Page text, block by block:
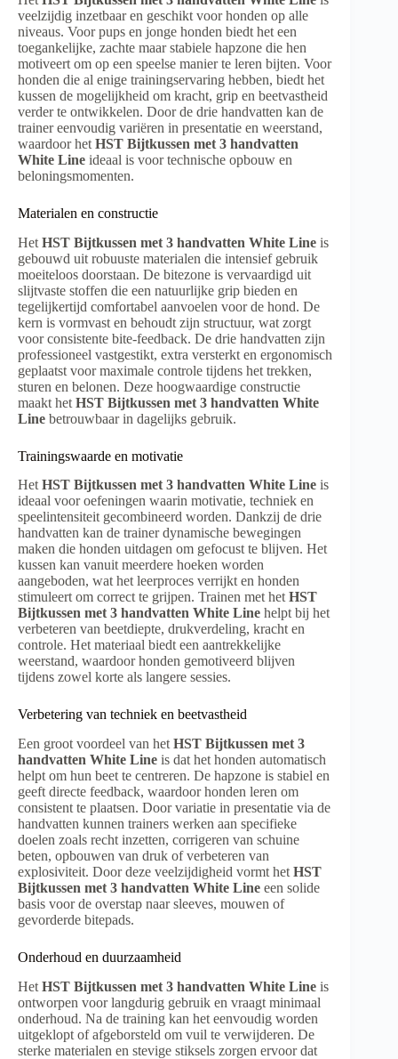
veelzijdig inzetbaar en geschikt voor honden op alle
niveaus. Voor pups en jonge honden biedt het een
toegankelijke, zachte maar stabiele hapzone die hen
motiveert om op een speelse manier te leren bijten. Voor
honden die al enige trainingservaring hebben, biedt het
kussen de mogelijkheid om kracht, grip en beetvastheid
verder te ontwikkelen. Door de drie handvatten kan de
trainer eenvoudig variëren in presentatie en weerstand,
waardoor het HST Bijtkussen met 3 handvatten
White Line ideaal is voor technische opbouw en
beloningsmomenten.
Materialen en constructie
Het HST Bijtkussen met 3 handvatten White Line is
gebouwd uit robuuste materialen die intensief gebruik
moeiteloos doorstaan. De bitezone is vervaardigd uit
slijtvaste stoffen die een natuurlijke grip bieden en
tegelijkertijd comfortabel aanvoelen voor de hond. De
kern is vormvast en behoudt zijn structuur, wat zorgt
voor consistente bite-feedback. De drie handvatten zijn
professioneel vastgestikt, extra versterkt en ergonomisch
geplaatst voor maximale controle tijdens het trekken,
sturen en belonen. Deze hoogwaardige constructie
maakt het HST Bijtkussen met 3 handvatten White
Line betrouwbaar in dagelijks gebruik.
Trainingswaarde en motivatie
Het HST Bijtkussen met 3 handvatten White Line is
ideaal voor oefeningen waarin motivatie, techniek en
speelintensiteit gecombineerd worden. Dankzij de drie
handvatten kan de trainer dynamische bewegingen
maken die honden uitdagen om gefocust te blijven. Het
kussen kan vanuit meerdere hoeken worden
aangeboden, wat het leerproces verrijkt en honden
stimuleert om correct te grijpen. Trainen met het HST
Bijtkussen met 3 handvatten White Line helpt bij het
verbeteren van beetdiepte, drukverdeling, kracht en
controle. Het materiaal biedt een aantrekkelijke
weerstand, waardoor honden gemotiveerd blijven
tijdens zowel korte als langere sessies.
Verbetering van techniek en beetvastheid
Een groot voordeel van het HST Bijtkussen met 3
handvatten White Line is dat het honden automatisch
helpt om hun beet te centreren. De hapzone is stabiel en
geeft directe feedback, waardoor honden leren om
consistent te plaatsen. Door variatie in presentatie via de
handvatten kunnen trainers werken aan specifieke
doelen zoals recht inzetten, corrigeren van schuine
beten, opbouwen van druk of verbeteren van
explosiviteit. Door deze veelzijdigheid vormt het HST
Bijtkussen met 3 handvatten White Line een solide
basis voor de overstap naar sleeves, mouwen of
gevorderde bitepads.
Onderhoud en duurzaamheid
Het HST Bijtkussen met 3 handvatten White Line is
ontworpen voor langdurig gebruik en vraagt minimaal
onderhoud. Na de training kan het eenvoudig worden
uitgeklopt of afgeborsteld om vuil te verwijderen. De
sterke materialen en stevige stiksels zorgen ervoor dat